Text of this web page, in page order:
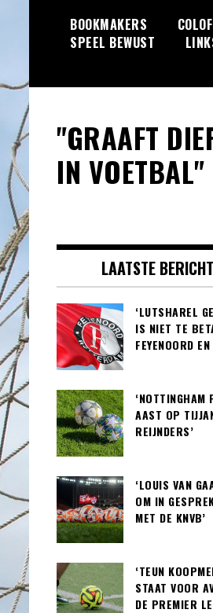
BOOKMAKERS
SPEEL BEWUST
"GRAAFT
IN VOETBAL"
LAATSTE
‘LUTSHAREL
IS NIET TE
FEYENOORD
‘NOTTINGHAM
AAST OP
REIJNDERS’
‘LOUIS VAN
OM IN
MET DE KNVB’
‘TEUN
STAAT VOOR
DE PREMIER